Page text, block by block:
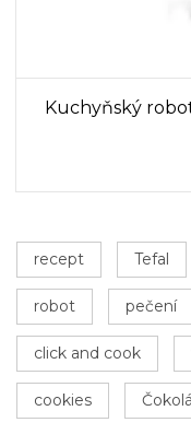
Kuchyňský
recept Tefal
robot pečení
click and cook
cookies